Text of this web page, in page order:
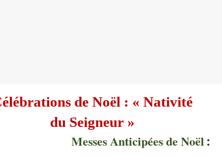
de Noël : « Nativité
du Seigneur »
Messes Anticipées de Noël :